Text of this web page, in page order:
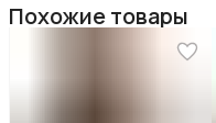
Похожие товары